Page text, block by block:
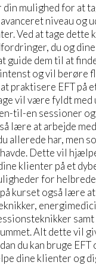
din mulighed for at
niveau og
Ved at tage dette
du og
guide dem til at
og vil berøre
praktisere EFT på
vil være fyldt med
til-en sessioner
lære at arbejde
allerede har, men
Dette vil
klienter på et
for
kurset også lære
samt
Alt dette vil
du kan bruge EFT
dine klienter og